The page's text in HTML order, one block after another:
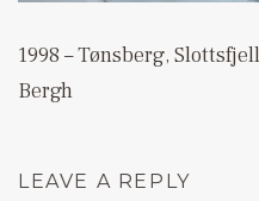
1998 – Tønsberg,
Bergh
LEAVE A REPLY